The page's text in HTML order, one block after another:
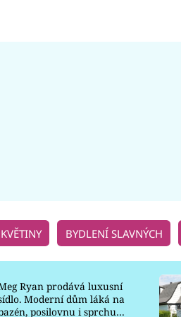
BYDLENÍ SLAVNÝCH
Ryan prodává luxusní
Moderní dům láká na
posilovnu i sprchu